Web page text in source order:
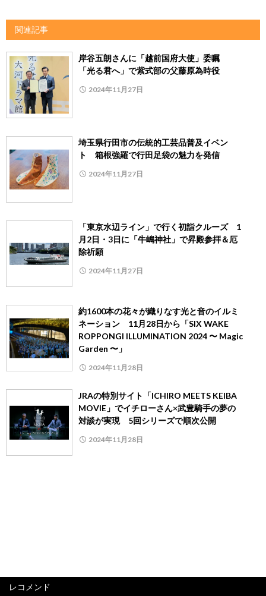
関連記事
岸谷五朗さんに「越前国府大使」委嘱
「光る君へ」で紫式部の父藤原為時役
2024年11月27日
埼玉県行田市の伝統的工芸品普及イベン
ト 箱根強羅で行田足袋の魅力を発信
2024年11月27日
「東京水辺ライン」で行く初詣クルーズ 1
月2日・3日に「牛嶋神社」で昇殿参拝＆厄
除祈願
2024年11月27日
約1600本の花々が織りなす光と音のイルミ
ネーション 11月28日から「SIX WAKE
ROPPONGI ILLUMINATION 2024 〜 Magic
Garden 〜」
2024年11月28日
JRAの特別サイト「ICHIRO MEETS KEIBA
MOVIE」でイチローさん×武豊騎手の夢の
対談が実現 5回シリーズで順次公開
2024年11月28日
レコメンド